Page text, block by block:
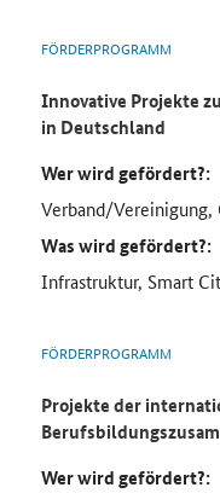
FÖRDERPROGRAMM
Innovative Projekte
in Deutschland
Wer wird gefördert?:
Verband/
Was wird gefördert?:
Infrastruktur, Smart
FÖRDERPROGRAMM
Projekte der
Wer wird gefördert?: